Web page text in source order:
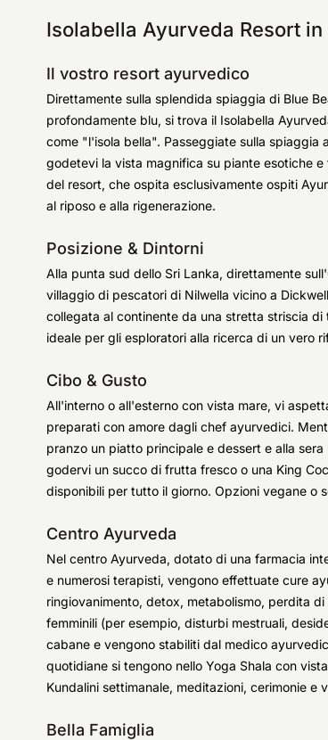
Isolabella Ayurveda Resort
Il vostro resort ayurvedico
Direttamente sulla splendida spiaggia di Blue
profondamente blu, si trova il Isolabella
come "l'isola bella". Passeggiate sulla
godetevi la vista magnifica su piante esotiche
del resort, che ospita esclusivamente ospiti
al riposo e alla rigenerazione.
Posizione & Dintorni
Alla punta sud dello Sri Lanka, direttamente
villaggio di pescatori di Nilwella vicino a
collegata al continente da una stretta striscia
ideale per gli esploratori alla ricerca di un vero
Cibo & Gusto
All'interno o all'esterno con vista mare, vi
preparati con amore dagli chef ayurvedici.
pranzo un piatto principale e dessert e alla
godervi un succo di frutta fresco o una King
disponibili per tutto il giorno. Opzioni vegane o
Centro Ayurveda
Nel centro Ayurveda, dotato di una farmacia
e numerosi terapisti, vengono effettuate cure
ringiovanimento, detox, metabolismo, perdita
femminili (per esempio, disturbi mestruali,
cabane e vengono stabiliti dal medico
quotidiane si tengono nello Yoga Shala con
Kundalini settimanale, meditazioni, cerimonie e
Bella Famiglia